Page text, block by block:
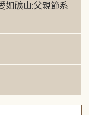
如礦山:父親節系